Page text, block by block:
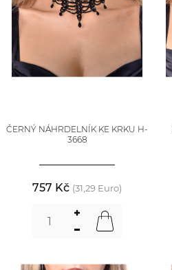
ČERNÝ NÁHRDELNÍK KE KRKU H-
3668
757 Kč (31,29 Euro)